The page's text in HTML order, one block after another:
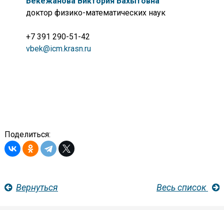
доктор физико-математических наук
+7 391 290-51-42
vbek@icm.krasn.ru
Поделиться:
Вернуться Весь список